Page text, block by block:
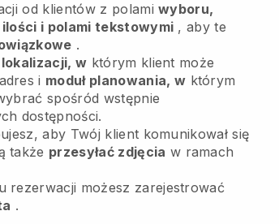
od klientów z polamiwyboru,
i polami tekstowymi , aby te
.
lokalizacji, w którym klient może
i moduł planowania, w którym
spośród wstępnie
dostępności.
aby Twój klient komunikował się
także przesyłać zdjęcia w ramach
rezerwacji możesz zarejestrować
.